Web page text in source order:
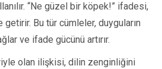
“Ne güzel bir köpek!” ifadesi,
getirir. Bu tür cümleler, duyguların
ve ifade gücünü artırır.
olan ilişkisi, dilin zenginliğini